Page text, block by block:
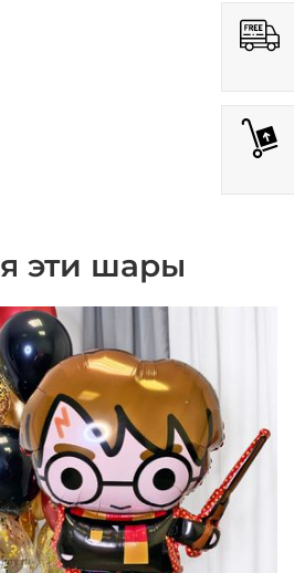
эти шары